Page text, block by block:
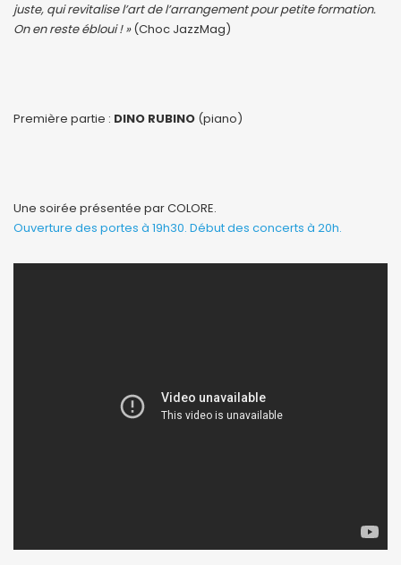
juste, qui revitalise l’art de l’arrangement pour petite formation.
On en reste ébloui ! »(Choc JazzMag)
Première partie : DINO RUBINO (piano)
Une soirée présentée par COLORE.
Ouverture des portes à 19h30. Début des concerts à 20h.